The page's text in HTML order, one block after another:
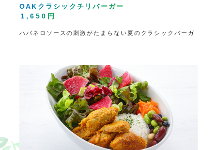
OAKクラシックチリバーガー
1,650円
ハバネロソースの刺激がたまらない夏のクラシックバーガ